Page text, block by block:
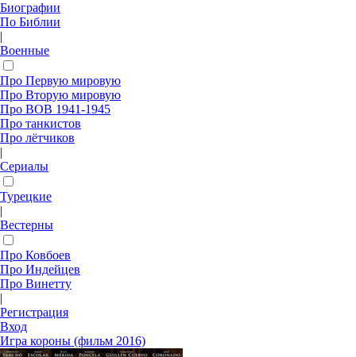
Биографии
По Библии
|
Военные
Про Первую мировую
Про Вторую мировую
Про ВОВ 1941-1945
Про танкистов
Про лётчиков
|
Сериалы
Турецкие
|
Вестерны
Про Ковбоев
Про Индейцев
Про Винетту
|
Регистрация
Вход
Игра короны (фильм 2016)